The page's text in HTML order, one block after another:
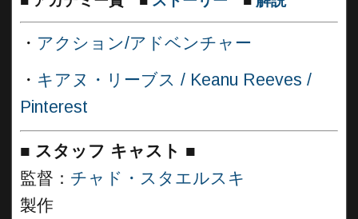
・ アクション/アドベンチャー
・ キアヌ・リーブス / Keanu Reeves /
Pinterest
■ スタッフ キャスト ■
監督： チャド・スタエルスキ
製作